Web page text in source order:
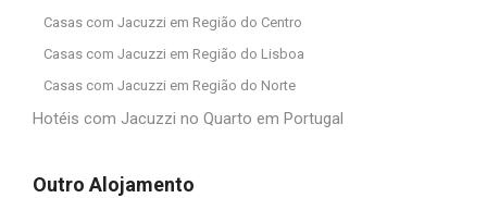
Casas com Jacuzzi em Região do Centro
Casas com Jacuzzi em Região do Lisboa
Casas com Jacuzzi em Região do Norte
Hotéis com Jacuzzi no Quarto em Portugal
Outro Alojamento